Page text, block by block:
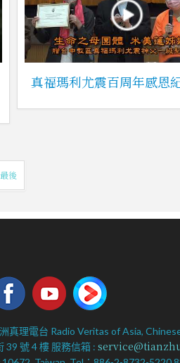
真福瑪利尤震百周年感恩
最後
真理電台 Radio Veritas of Asia,
39 號 4 樓 服務信箱 :